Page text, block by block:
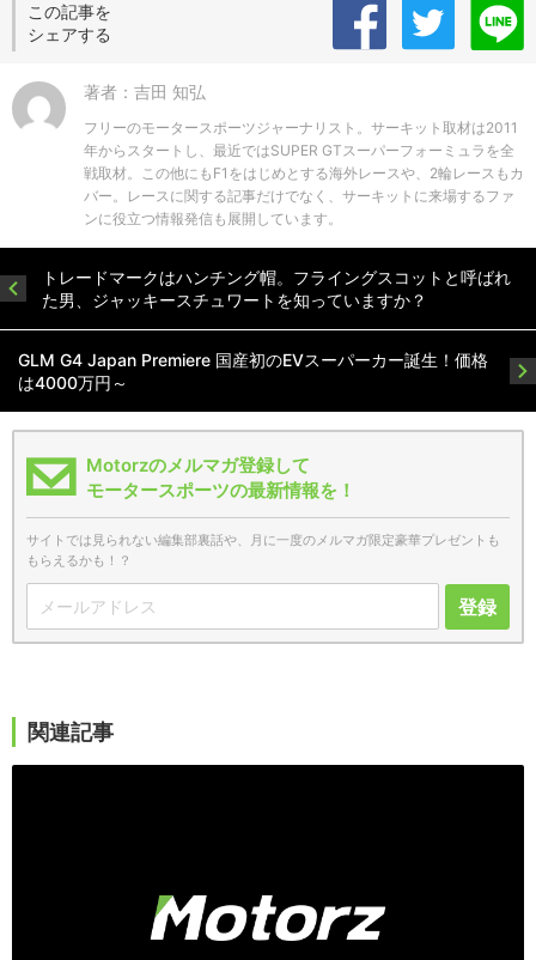
この記事を
シェアする
著者：吉田 知弘
フリーのモータースポーツジャーナリスト。サーキット取材は2011
年からスタートし、最近ではSUPER GTスーパーフォーミュラを全
戦取材。この他にもF1をはじめとする海外レースや、2輪レースもカ
バー。レースに関する記事だけでなく、サーキットに来場するファ
ンに役立つ情報発信も展開しています。
トレードマークはハンチング帽。フライングスコットと呼ばれ
た男、ジャッキースチュワートを知っていますか？
GLM G4 Japan Premiere 国産初のEVスーパーカー誕生！価格
は4000万円～
Motorzのメルマガ登録して
モータースポーツの最新情報を！
サイトでは見られない編集部裏話や、月に一度のメルマガ限定豪華プレゼントも
もらえるかも！？
登録
関連記事